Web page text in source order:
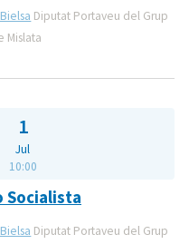
Diputat Portaveu del Grup
Mislata
1
Jul
10:00
Socialista
Diputat Portaveu del Grup